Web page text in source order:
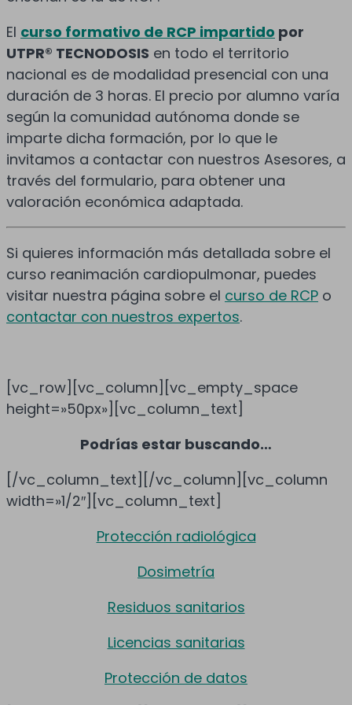
El curso formativo de RCP impartido por
UTPR® TECNODOSIS en todo el territorio
nacional es de modalidad presencial con una
duración de 3 horas. El precio por alumno varía
según la comunidad autónoma donde se
imparte dicha formación, por lo que le
invitamos a contactar con nuestros Asesores, a
través del formulario, para obtener una
valoración económica adaptada.
Si quieres información más detallada sobre el
curso reanimación cardiopulmonar, puedes
visitar nuestra página sobre el curso de RCP o
contactar con nuestros expertos.
[vc_row][vc_column][vc_empty_space
height=»50px»][vc_column_text]
Podrías estar buscando…
[/vc_column_text][/vc_column][vc_column
width=»1/2″][vc_column_text]
Protección radiológica
Dosimetría
Residuos sanitarios
Licencias sanitarias
Protección de datos